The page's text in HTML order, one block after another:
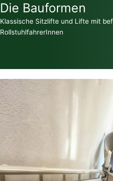
Die Bauformen
Klassische Sitzlifte und Lifte mit
RollstuhlfahrerInnen